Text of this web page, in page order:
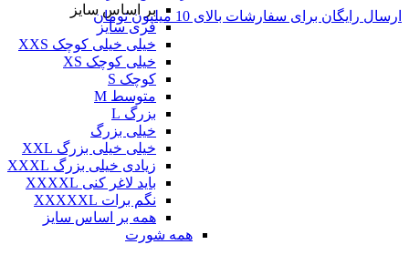
بر اساس سایز
فری سایز
خیلی خیلی کوچک XXS
خیلی کوچک XS
کوچک S
متوسط M
بزرگ L
خیلی بزرگ
خیلی خیلی بزرگ XXL
زیادی خیلی بزرگ XXXL
باید لاغر کنی XXXXL
نگم برات XXXXXL
همه بر اساس سایز
همه شورت
ارسال رایگان برای سفارشات بالای 10 میلیون تومان